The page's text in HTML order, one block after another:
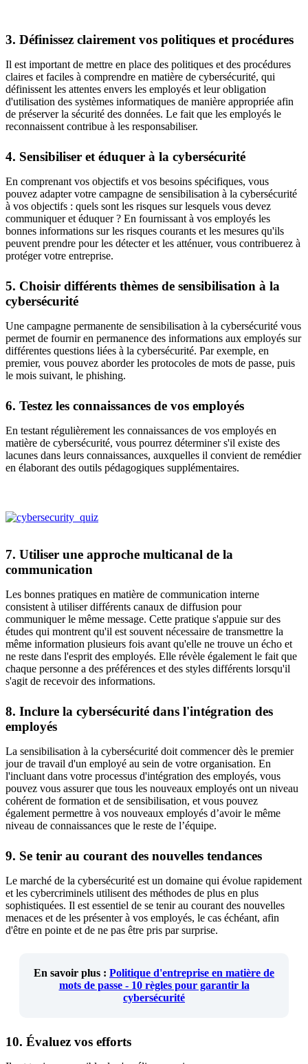
3. Définissez clairement vos politiques et procédures
Il est important de mettre en place des politiques et des procédures
claires et faciles à comprendre en matière de cybersécurité, qui
définissent les attentes envers les employés et leur obligation
d'utilisation des systèmes informatiques de manière appropriée afin
de préserver la sécurité des données. Le fait que les employés le
reconnaissent contribue à les responsabiliser.
4. Sensibiliser et éduquer à la cybersécurité
En comprenant vos objectifs et vos besoins spécifiques, vous
pouvez adapter votre campagne de sensibilisation à la cybersécurité
à vos objectifs : quels sont les risques sur lesquels vous devez
communiquer et éduquer ? En fournissant à vos employés les
bonnes informations sur les risques courants et les mesures qu'ils
peuvent prendre pour les détecter et les atténuer, vous contribuerez à
protéger votre entreprise.
5. Choisir différents thèmes de sensibilisation à la
cybersécurité
Une campagne permanente de sensibilisation à la cybersécurité vous
permet de fournir en permanence des informations aux employés sur
différentes questions liées à la cybersécurité. Par exemple, en
premier, vous pouvez aborder les protocoles de mots de passe, puis
le mois suivant, le phishing.
6. Testez les connaissances de vos employés
En testant régulièrement les connaissances de vos employés en
matière de cybersécurité, vous pourrez déterminer s'il existe des
lacunes dans leurs connaissances, auxquelles il convient de remédier
en élaborant des outils pédagogiques supplémentaires.
7. Utiliser une approche multicanal de la
communication
Les bonnes pratiques en matière de communication interne
consistent à utiliser différents canaux de diffusion pour
communiquer le même message. Cette pratique s'appuie sur des
études qui montrent qu'il est souvent nécessaire de transmettre la
même information plusieurs fois avant qu'elle ne trouve un écho et
ne reste dans l'esprit des employés. Elle révèle également le fait que
chaque personne a des préférences et des styles différents lorsqu'il
s'agit de recevoir des informations.
8. Inclure la cybersécurité dans l'intégration des
employés
La sensibilisation à la cybersécurité doit commencer dès le premier
jour de travail d'un employé au sein de votre organisation. En
l'incluant dans votre processus d'intégration des employés, vous
pouvez vous assurer que tous les nouveaux employés ont un niveau
cohérent de formation et de sensibilisation, et vous pouvez
également permettre à vos nouveaux employés d’avoir le même
niveau de connaissances que le reste de l’équipe.
9. Se tenir au courant des nouvelles tendances
Le marché de la cybersécurité est un domaine qui évolue rapidement
et les cybercriminels utilisent des méthodes de plus en plus
sophistiquées. Il est essentiel de se tenir au courant des nouvelles
menaces et de les présenter à vos employés, le cas échéant, afin
d'être en pointe et de ne pas être pris par surprise.
En savoir plus : Politique d'entreprise en matière de
mots de passe - 10 règles pour garantir la
cybersécurité
10. Évaluez vos efforts